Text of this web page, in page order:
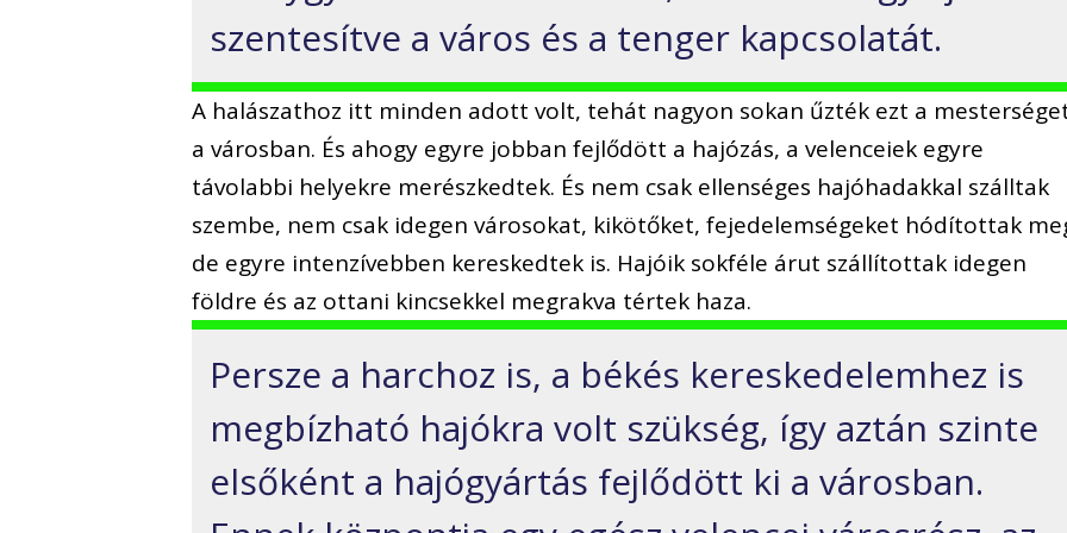
szentesítve a város és a tenger kapcsolatát.
A halászathoz itt minden adott volt, tehát nagyon sokan űzték ezt a
a városban. És ahogy egyre jobban fejlődött a hajózás, a velenceiek egyre
távolabbi helyekre merészkedtek. És nem csak ellenséges hajóhadakkal szálltak
szembe, nem csak idegen városokat, kikötőket, fejedelemségeket hódítottak
de egyre intenzívebben kereskedtek is. Hajóik sokféle árut szállítottak idegen
földre és az ottani kincsekkel megrakva tértek haza.
Persze a harchoz is, a békés kereskedelemhez is
megbízható hajókra volt szükség, így aztán szinte
elsőként a hajógyártás fejlődött ki a városban.